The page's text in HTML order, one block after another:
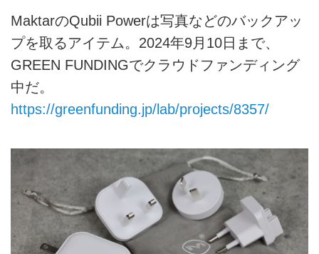
MaktarのQubii Powerは写真などのバックアッ
プを取るアイテム。2024年9月10日まで、
GREEN FUNDINGでクラウドファンディング
中だ。
https://greenfunding.jp/lab/projects/8357/